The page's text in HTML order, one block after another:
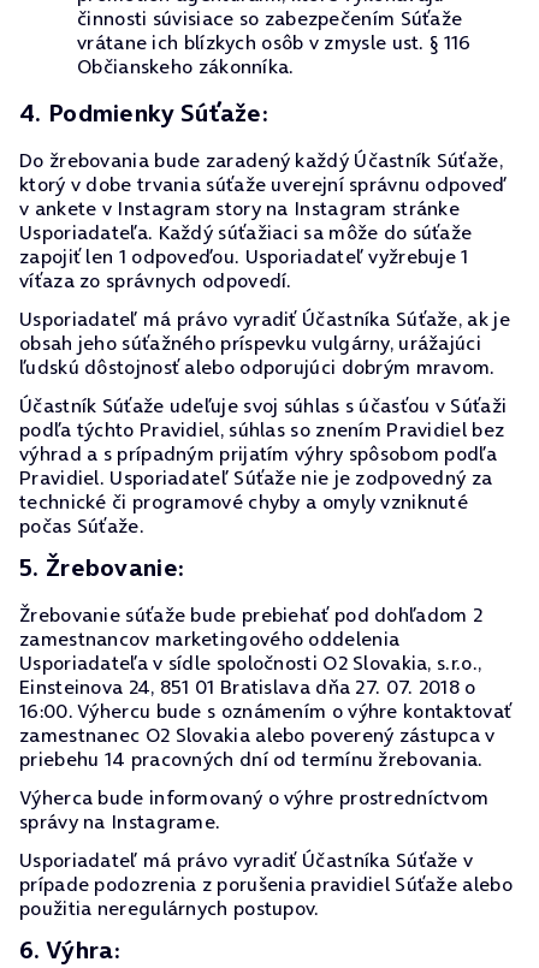
činnosti súvisiace so zabezpečením Súťaže
vrátane ich blízkych osôb v zmysle ust. § 116
Občianskeho zákonníka.
4. Podmienky Súťaže:
Do žrebovania bude zaradený každý Účastník Súťaže,
ktorý v dobe trvania súťaže uverejní správnu odpoveď
v ankete v Instagram story na Instagram stránke
Usporiadateľa. Každý súťažiaci sa môže do súťaže
zapojiť len 1 odpoveďou. Usporiadateľ vyžrebuje 1
víťaza zo správnych odpovedí.
Usporiadateľ má právo vyradiť Účastníka Súťaže, ak je
obsah jeho súťažného príspevku vulgárny, urážajúci
ľudskú dôstojnosť alebo odporujúci dobrým mravom.
Účastník Súťaže udeľuje svoj súhlas s účasťou v Súťaži
podľa týchto Pravidiel, súhlas so znením Pravidiel bez
výhrad a s prípadným prijatím výhry spôsobom podľa
Pravidiel. Usporiadateľ Súťaže nie je zodpovedný za
technické či programové chyby a omyly vzniknuté
počas Súťaže.
5. Žrebovanie:
Žrebovanie súťaže bude prebiehať pod dohľadom 2
zamestnancov marketingového oddelenia
Usporiadateľa v sídle spoločnosti O2 Slovakia, s.r.o.,
Einsteinova 24, 851 01 Bratislava dňa 27. 07. 2018 o
16:00. Výhercu bude s oznámením o výhre kontaktovať
zamestnanec O2 Slovakia alebo poverený zástupca v
priebehu 14 pracovných dní od termínu žrebovania.
Výherca bude informovaný o výhre prostredníctvom
správy na Instagrame.
Usporiadateľ má právo vyradiť Účastníka Súťaže v
prípade podozrenia z porušenia pravidiel Súťaže alebo
použitia neregulárnych postupov.
6. Výhra: